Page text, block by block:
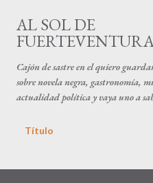
AL SOL DE
Cajón de sastre en el quiero
sobre novela negra, gastronomía,
actualidad política y vaya uno a
Título